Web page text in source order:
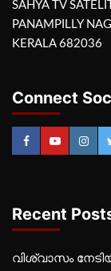
SAHYA TV
PANAMPILLY
KERALA 682036
Connect
Recent
വിശ്വാസം